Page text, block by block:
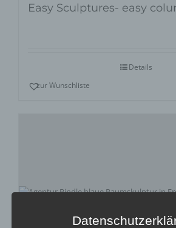
Easy Sculptures- easy
Details
zur Wunschliste